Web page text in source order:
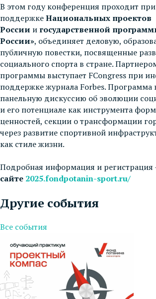
В этом году конференция проходит при
поддержкеНациональных проектов
России и государственной
России», объединяет деловую,
публичную повестки, посвященные
социального спорта в стране.
программы выступает FCongress при
поддержке журнала Forbes. Программа
панельную дискуссию об эволюции
и его потенциале как инструмента
ценностей, секции о трансформации
через развитие спортивной
как стиле жизни.
Подробная информация и регистрация
сайте 2025.fondpotanin-sport.ru/
Другие события
Все события